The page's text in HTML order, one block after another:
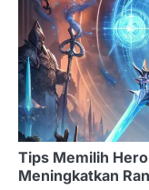
Tips Memilih
Meningkatkan